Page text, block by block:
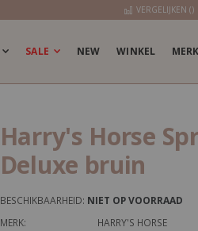
VERGELIJKEN ()
SALE NEW WINKEL
Harry's Horse
Deluxe bruin
BESCHIKBAARHEID: NIET OP VOORRAAD
MERK:
HARRY'S HORSE